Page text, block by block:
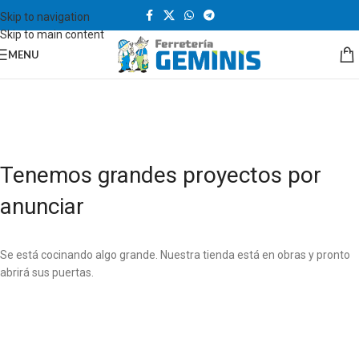
Skip to navigation
Skip to main content
MENU
Tenemos grandes proyectos por
anunciar
Se está cocinando algo grande. Nuestra tienda está en obras y pronto
abrirá sus puertas.